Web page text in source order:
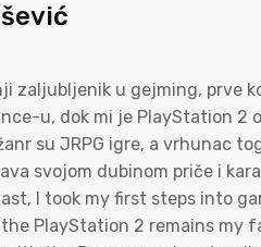
zaljubljenik u gejming, prve
u, dok mi je PlayStation 2
su JRPG igre, a vrhunac
svojom dubinom priče i
I took my first steps into
PlayStation 2 remains my